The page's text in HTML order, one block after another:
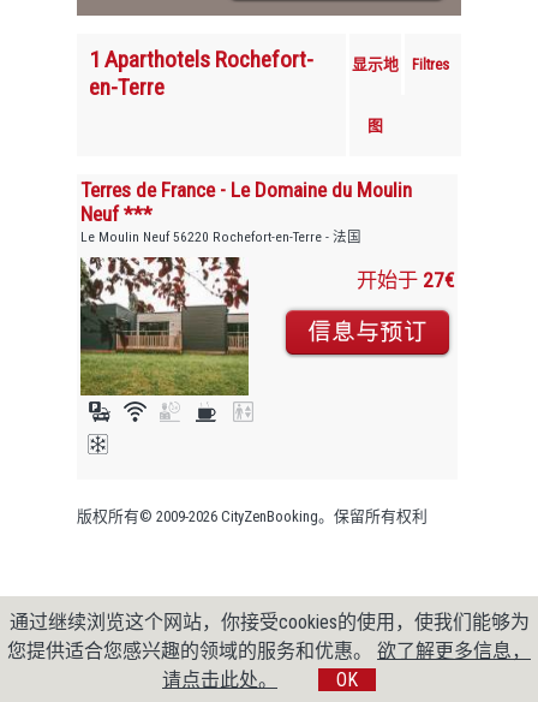
1 Aparthotels Rochefort-
en-Terre
显示地
图
Filtres
Terres de France - Le Domaine du Moulin
Neuf ***
Le Moulin Neuf 56220 Rochefort-en-Terre - 法国
开始于 27€
版权所有© 2009-2026 CityZenBooking。保留所有权利
通过继续浏览这个网站，你接受cookies的使用，使我们能够为
您提供适合您感兴趣的领域的服务和优惠。 欲了解更多信息，
请点击此处。
OK